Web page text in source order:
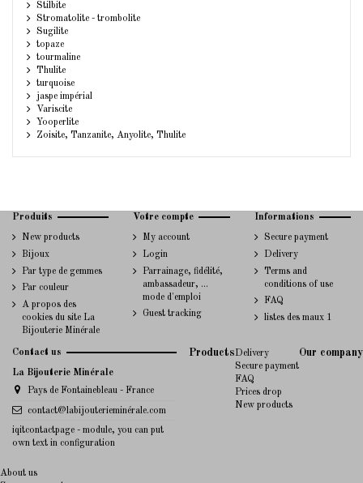
Stilbite
Stromatolite - trombolite
Sugilite
topaze
tourmaline
Thulite
turquoise
jaspe impérial
Variscite
Yooperlite
Zoisite, Tanzanite, Anyolite, Thulite
Produits
New products
Bijoux
Par type de gemmes
Par couleur
A propos des
cookies du site La
Bijouterie Minérale
Votre compte
My account
Login
Parrainage, fidélité,
ambassadeur, ...
mode d'emploi
Guest tracking
Informations
Secure payment
Delivery
Terms and
conditions of use
FAQ
listes des maux 1
Contact us
La Bijouterie Minérale
Pays de Fontainebleau - France
contact@labijouterieminérale.com
iqitcontactpage - module, you can put
own text in configuration
ProductsDelivery
Secure payment
FAQ
Prices drop
New products
Our company
About us